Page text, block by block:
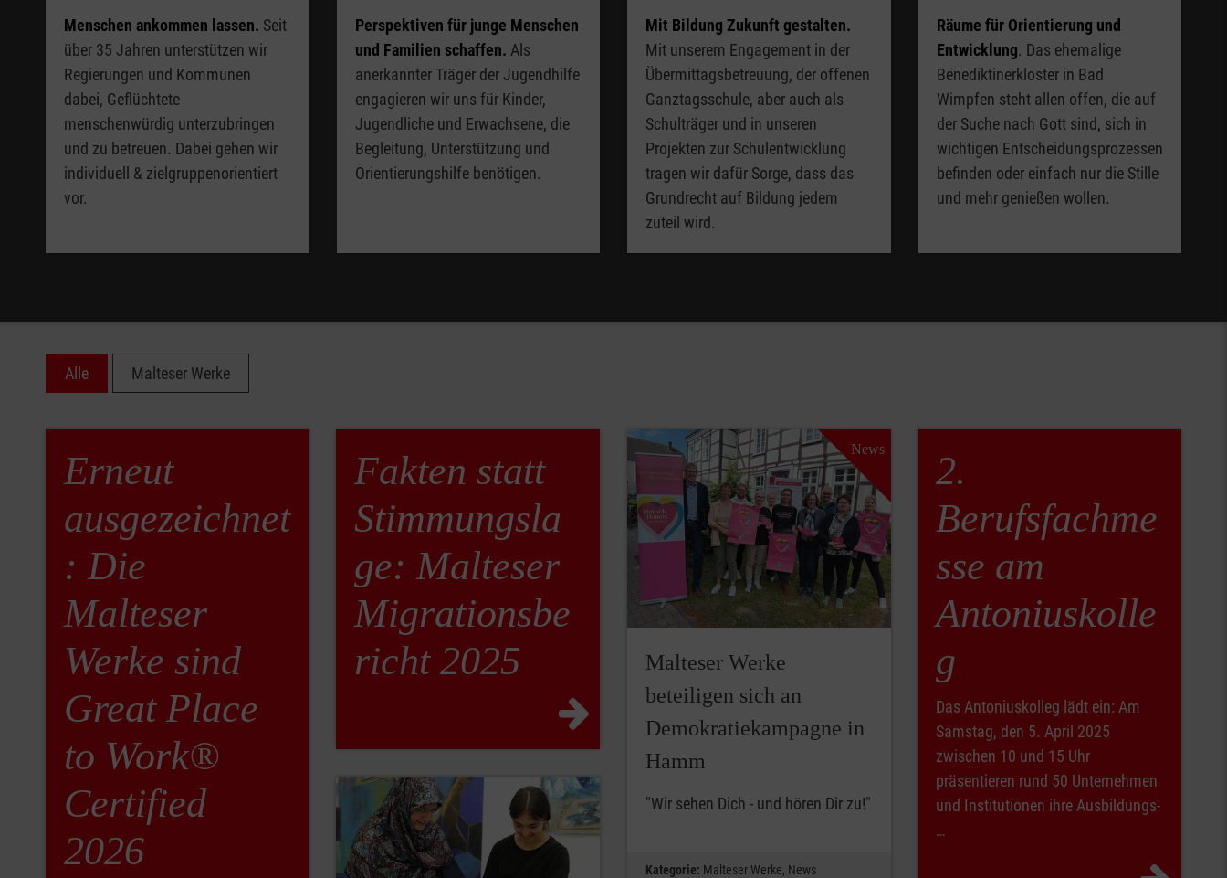
Menschen ankommen lassen. Seit
über 35 Jahren unterstützen wir
Regierungen und Kommunen
dabei, Geflüchtete
menschenwürdig unterzubringen
und zu betreuen. Dabei gehen wir
individuell & zielgruppenorientiert
vor.
Perspektiven für junge Menschen
und Familien schaffen. Als
anerkannter Träger der Jugendhilfe
engagieren wir uns für Kinder,
Jugendliche und Erwachsene, die
Begleitung, Unterstützung und
Orientierungshilfe benötigen.
Mit Bildung Zukunft gestalten.
Mit unserem Engagement in der
Übermittagsbetreuung, der offenen
Ganztagsschule, aber auch als
Schulträger und in unseren
Projekten zur Schulentwicklung
tragen wir dafür Sorge, dass das
Grundrecht auf Bildung jedem
zuteil wird.
Räume für Orientierung und
Entwicklung. Das ehemalige
Benediktinerkloster in Bad
Wimpfen steht allen offen, die auf
der Suche nach Gott sind, sich in
wichtigen Entscheidungsprozessen
befinden oder einfach nur die Stille
und mehr genießen wollen.
Alle Malteser Werke
Erneut
ausgezeichnet
: Die
Malteser
Werke sind
Great Place
to Work®
Certified
2026
Fakten statt
Stimmungsla
ge: Malteser
Migrationsbe
richt 2025
Malteser Werke
beteiligen sich an
Demokratiekampagne in
Hamm
"Wir sehen Dich - und hören Dir zu!"
Kategorie: Malteser Werke, News
2.
Berufsfachme
sse am
Antoniuskolle
g
Das Antoniuskolleg lädt ein: Am
Samstag, den 5. April 2025
zwischen 10 und 15 Uhr
präsentieren rund 50 Unternehmen
und Institutionen ihre Ausbildungs-
…